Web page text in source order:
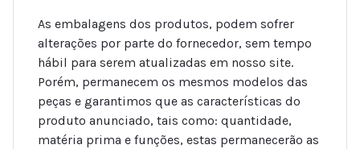
As embalagens dos produtos, podem sofrer
alterações por parte do fornecedor, sem tempo
hábil para serem atualizadas em nosso site.
Porém, permanecem os mesmos modelos das
peças e garantimos que as características do
produto anunciado, tais como: quantidade,
matéria prima e funções, estas permanecerão as